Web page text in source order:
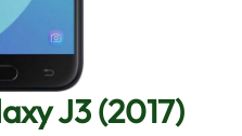
J3 (2017)